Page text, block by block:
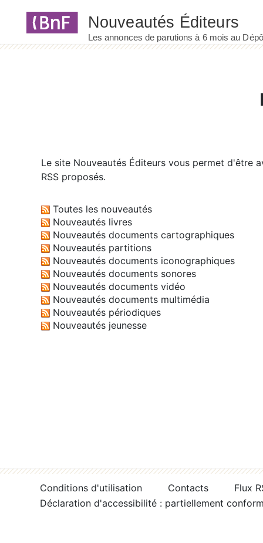
Le site Nouveautés Éditeurs vous permet d'être
RSS proposés.
Toutes les nouveautés
Nouveautés livres
Nouveautés documents cartographiques
Nouveautés partitions
Nouveautés documents iconographiques
Nouveautés documents sonores
Nouveautés documents vidéo
Nouveautés documents multimédia
Nouveautés périodiques
Nouveautés jeunesse
Conditions d'utilisation Contacts
Flux
Déclaration d'accessibilité : partiellement